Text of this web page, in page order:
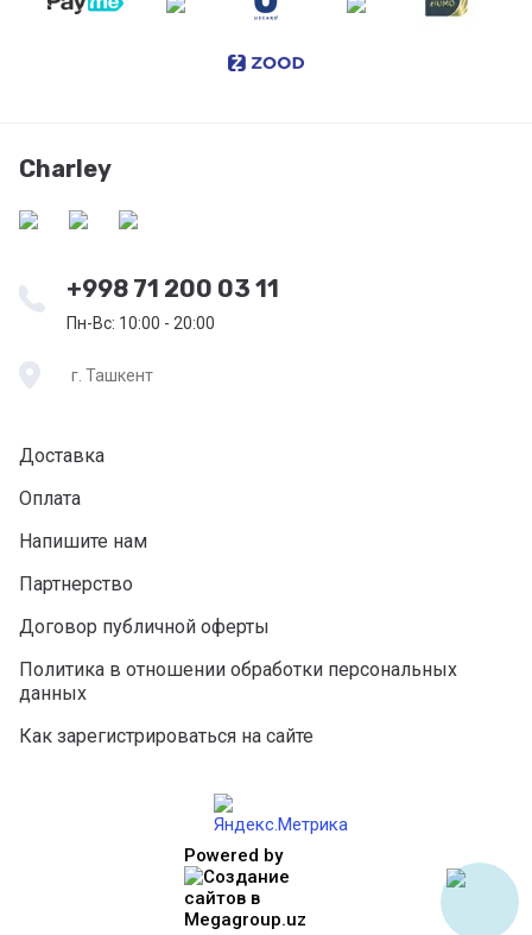
Charley
+998 71 200 03 11
Пн-Вс: 10:00 - 20:00
г. Ташкент
Доставка
Оплата
Напишите нам
Партнерство
Договор публичной оферты
Политика в отношении обработки персональных
данных
Как зарегистрироваться на сайте
Powered by